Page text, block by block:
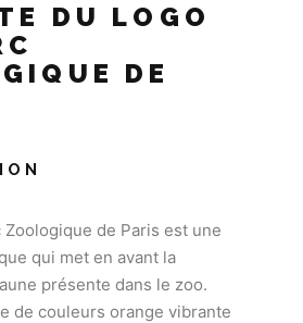
DU LOGO
DE
Zoologique de Paris est une
qui met en avant la
présente dans le zoo.
de couleurs orange vibrante